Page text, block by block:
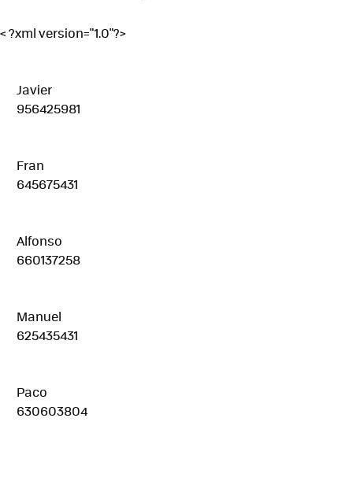
Javier
956425981
Fran
645675431
Alfonso
660137258
Manuel
625435431
Paco
630603804